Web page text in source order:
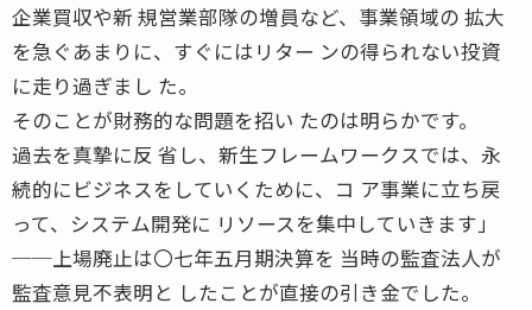
企業買収や新 規営業部隊の増員など、事業領域の 拡大
を急ぐあまりに、すぐにはリター ンの得られない投資
に走り過ぎまし た。
そのことが財務的な問題を招い たのは明らかです。
過去を真摯に反 省し、新生フレームワークスでは、永
続的にビジネスをしていくために、コ ア事業に立ち戻
って、システム開発に リソースを集中していきます」
──上場廃止は〇七年五月期決算を 当時の監査法人が
監査意見不表明と したことが直接の引き金でした。